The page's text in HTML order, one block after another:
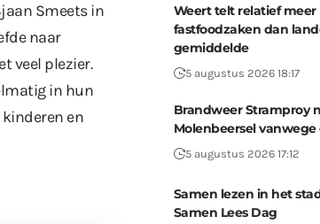
Smeets in
naar
veel plezier.
in hun
en
Weert telt relatief meer
fastfoodzaken dan
gemiddelde
5 augustus 2026 18:17
Brandweer Stramproy
Molenbeersel
5 augustus 2026 17:12
Samen lezen in het
Samen Lees Dag